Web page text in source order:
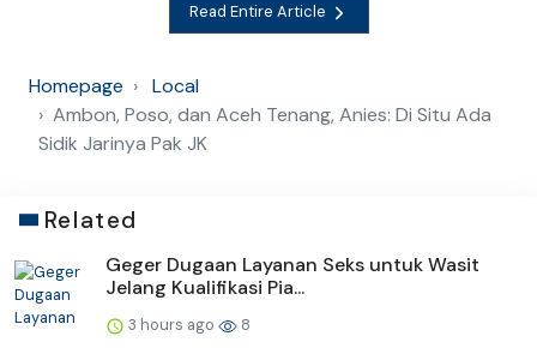
Read Entire Article
Homepage
Local
Ambon, Poso, dan Aceh Tenang, Anies: Di Situ Ada
Sidik Jarinya Pak JK
Related
Geger Dugaan Layanan Seks untuk Wasit
Jelang Kualifikasi Pia...
3 hours ago 8